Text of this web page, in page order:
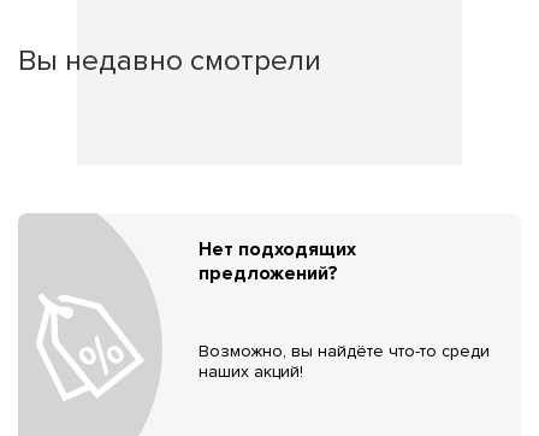
Вы недавно смотрели
Нет подходящих
предложений?
Возможно, вы найдёте что-то среди
наших акций!